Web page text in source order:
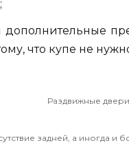
дополнительные
что купе не
Раздвижные двери
задней, а иногда и